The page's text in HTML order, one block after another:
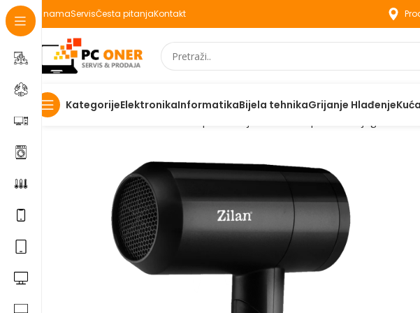
O namaServisČesta pitanjaKontakt
KategorijeElektronikaInformatikaBijela tehnikaGrijanje Hlađenje
Početna